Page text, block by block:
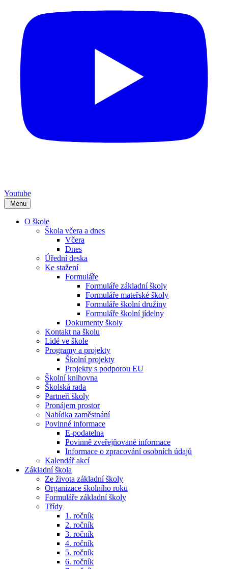
Youtube
Menu
O škole
Škola včera a dnes
Včera
Dnes
Úřední deska
Ke stažení
Formuláře
Formuláře základní školy
Formuláře mateřské školy
Formuláře školní družiny
Formuláře školní jídelny
Dokumenty školy
Kontakt na školu
Lidé ve škole
Programy a projekty
Školní projekty
Projekty s podporou EU
Školní knihovna
Školská rada
Partneři školy
Pronájem prostor
Nabídka zaměstnání
Povinné informace
E-podatelna
Povinně zveřejňované informace
Informace o zpracování osobních údajů
Kalendář akcí
Základní škola
Ze života základní školy
Organizace školního roku
Formuláře základní školy
Třídy
1. ročník
2. ročník
3. ročník
4. ročník
5. ročník
6. ročník